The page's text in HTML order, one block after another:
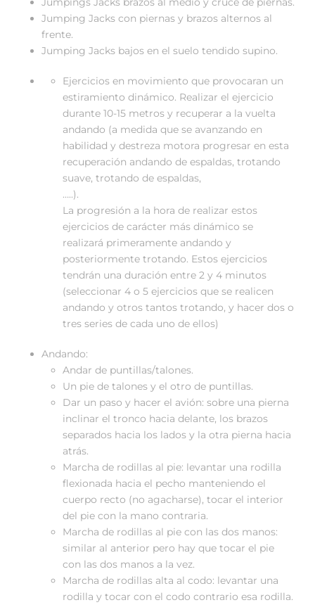
Jumping Jacks con piernas y brazos alternos al
frente.
Jumping Jacks bajos en el suelo tendido supino.
Ejercicios en movimiento que provocaran un
estiramiento dinámico. Realizar el ejercicio
durante 10-15 metros y recuperar a la vuelta
andando (a medida que se avanzando en
habilidad y destreza motora progresar en esta
recuperación andando de espaldas, trotando
suave, trotando de espaldas,
…..).
La progresión a la hora de realizar estos
ejercicios de carácter más dinámico se
realizará primeramente andando y
posteriormente trotando. Estos ejercicios
tendrán una duración entre 2 y 4 minutos
(seleccionar 4 o 5 ejercicios que se realicen
andando y otros tantos trotando, y hacer dos o
tres series de cada uno de ellos)
Andando:
Andar de puntillas/talones.
Un pie de talones y el otro de puntillas.
Dar un paso y hacer el avión: sobre una pierna
inclinar el tronco hacia delante, los brazos
separados hacia los lados y la otra pierna hacia
atrás.
Marcha de rodillas al pie: levantar una rodilla
flexionada hacia el pecho manteniendo el
cuerpo recto (no agacharse), tocar el interior
del pie con la mano contraria.
Marcha de rodillas al pie con las dos manos:
similar al anterior pero hay que tocar el pie
con las dos manos a la vez.
Marcha de rodillas alta al codo: levantar una
rodilla y tocar con el codo contrario esa rodilla.